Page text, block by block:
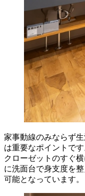
家事動線のみならず
は重要なポイントで
クローゼットのすぐ
に洗面台で身支度を
可能となっています。